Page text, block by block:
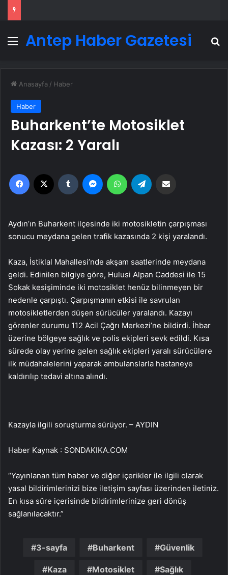
Menü
Antep Haber Gazetesi
Anasayfa / Haber
Haber
Buharkent’te Motosiklet
Kazası: 2 Yaralı
Facebook Tumblr MessengerWhatsApp
Aydın’ın Buharkent ilçesinde iki motosikletin çarpışması
sonucu meydana gelen trafik kazasında 2 kişi yaralandı.
Kaza, İstiklal Mahallesi’nde akşam saatlerinde meydana
geldi. Edinilen bilgiye göre, Hulusi Alpan Caddesi ile 15
Sokak kesişiminde iki motosiklet henüz bilinmeyen bir
nedenle çarpıştı. Çarpışmanın etkisi ile savrulan
motosikletlerden düşen sürücüler yaralandı. Kazayı
görenler durumu 112 Acil Çağrı Merkezi’ne bildirdi. İhbar
üzerine bölgeye sağlık ve polis ekipleri sevk edildi. Kısa
sürede olay yerine gelen sağlık ekipleri yaralı sürücülere
ilk müdahalelerini yaparak ambulanslarla hastaneye
kaldırılıp tedavi altına alındı.
Kazayla ilgili soruşturma sürüyor. – AYDIN
Haber Kaynak : SONDAKIKA.COM
“Yayınlanan tüm haber ve diğer içerikler ile ilgili olarak
yasal bildirimlerinizi bize iletişim sayfası üzerinden iletiniz.
En kısa süre içerisinde bildirimlerinize geri dönüş
sağlanılacaktır.”
3-sayfa Buharkent Güvenlik
Kaza Motosiklet Sağlık